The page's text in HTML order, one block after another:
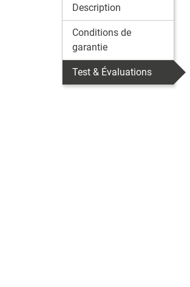
Description
Conditions de
garantie
Test & Évaluations